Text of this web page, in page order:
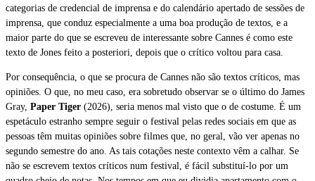
categorias de credencial de imprensa e do calendário apertado de sessões de
imprensa, que conduz especialmente a uma boa produção de textos, e a
maior parte do que se escreveu de interessante sobre Cannes é como este
texto de Jones feito a posteriori, depois que o crítico voltou para casa.
Por consequência, o que se procura de Cannes não são textos críticos, mas
opiniões. O que, no meu caso, era sobretudo observar se o último do James
Gray, Paper Tiger (2026), seria menos mal visto que o de costume. É um
espetáculo estranho sempre seguir o festival pelas redes sociais em que as
pessoas têm muitas opiniões sobre filmes que, no geral, vão ver apenas no
segundo semestre do ano. As tais cotações neste contexto vêm a calhar. Se
não se escrevem textos críticos num festival, é fácil substituí-lo por um